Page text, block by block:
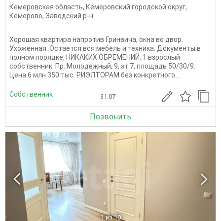
Кемеровская область, Кемеровский городской округ,
Кемерово, Заводский р-н
Хорошая квартира напротив Гринвича, окна во двор.
Ухоженная. Остается вся мебель и техника. Документы в
полном порядке, НИКАКИХ ОБРЕМЕНИЙ. 1 взрослый
собственник. Пр. Молодежный, 9, эт 7, площадь 50/30/9.
Цена 6 млн 350 тыс. РИЭЛТОРАМ без конкретного...
Собственник 31.07
Позвонить
1 из 10